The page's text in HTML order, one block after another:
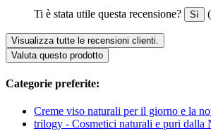
Ti è stata utile questa recensione? Sì
Visualizza tutte le recensioni clienti.
Valuta questo prodotto
Categorie preferite:
Creme viso naturali per il giorno e la
trilogy - Cosmetici naturali e puri dalla